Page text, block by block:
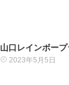
山口レインボー
2023年5月5日